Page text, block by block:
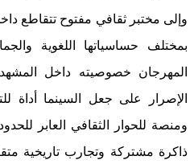
وإلى مختبر ثقافي مفتوح تتقاطع
بمختلف حساسياتها اللغوية
المهرجان خصوصيته داخل المشهد
الإصرار على جعل السينما أداة
ومنصة للحوار الثقافي العابر
ذاكرة مشتركة وتجارب تاريخية